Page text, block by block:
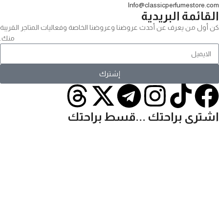
Info@classicperfumestore.com
القائمة البريدية
كن أول من يعرف عن أحدث عروضنا وعروضنا الخاصة وفعاليات المتاجر القريبة
منك.
إشترك
اشترى براحتك ...قسط براحتك